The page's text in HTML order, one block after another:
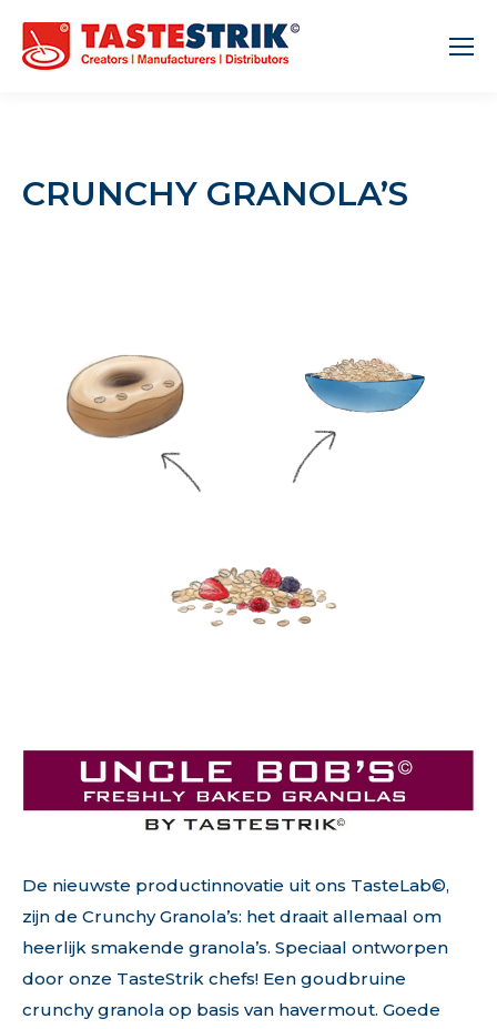
CRUNCHY GRANOLA’S
De nieuwste productinnovatie uit ons TasteLab©,
zijn de Crunchy Granola’s: het draait allemaal om
heerlijk smakende granola’s. Speciaal ontworpen
door onze TasteStrik chefs! Een goudbruine
crunchy granola op basis van havermout. Goede